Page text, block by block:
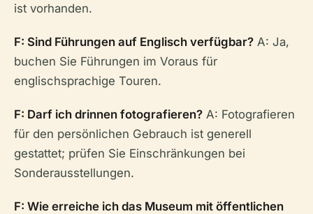
ist vorhanden.
F: Sind Führungen auf Englisch verfügbar? A: Ja,
buchen Sie Führungen im Voraus für
englischsprachige Touren.
F: Darf ich drinnen fotografieren? A: Fotografieren
für den persönlichen Gebrauch ist generell
gestattet; prüfen Sie Einschränkungen bei
Sonderausstellungen.
F: Wie erreiche ich das Museum mit öffentlichen